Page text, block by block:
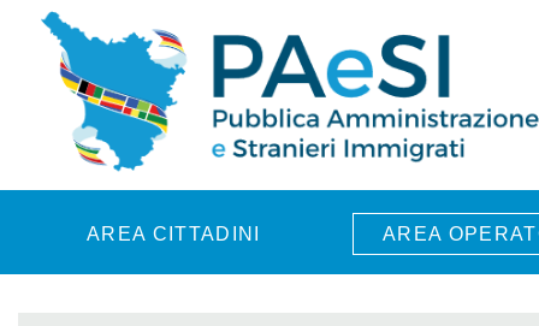
Skip to main content
AREA CITTADINI AREA